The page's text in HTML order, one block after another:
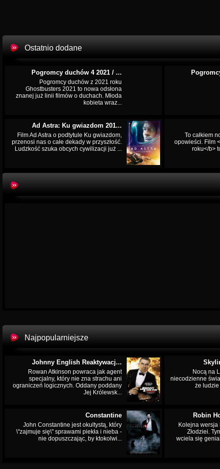
Ostatnio dodane
Pogromcy duchów 4 2021 / ...
Pogromcy duchów z 2021 roku
Ghostbusters 2021 to nowa odsłona
znanej już linii filmów o duchach. Młoda
kobieta wraz...
Ad Astra: Ku gwiazdom 201...
Film Ad Astra o podtytule Ku gwiazdom,
przenosi nas o całe dekady w przyszłość.
Ludzkość szuka obcych cywilizacji już ...
To całkiem
opowieści. Film
roku</b>
Najpopularniejsze
Johnny English Reaktywacj...
Rowan Atkinson powraca jak agent
specjalny, który nie zna strachu ani
ograniczeń logicznych. Oddany poddany
Jej Królewsk...
Nocą na
niecodzienne
że
Constantine
John Constantine jest okultystą, który
\"zajmuje się\" sprawami piekła i nieba -
nie dopuszczając, by ktokolwi...
Robin
Kolejna wersja
Złodziei.
wciela się